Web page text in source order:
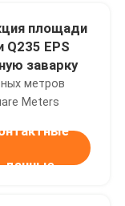
площади
EPS
заварку
метров
Meters
данные